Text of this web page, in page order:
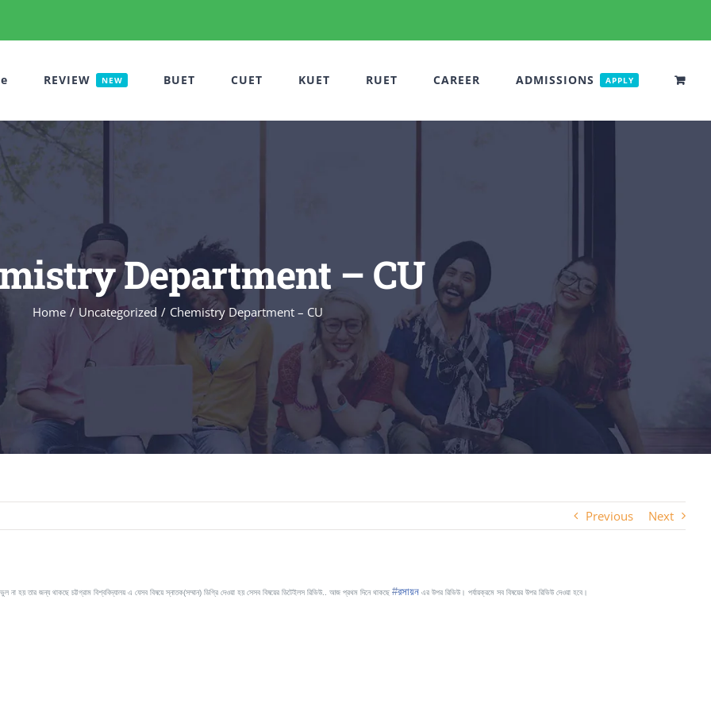
REVIEW NEW BUET CUET KUET RUET CAREER ADMISSIONS APPLY
Department – CU
Home Uncategorized Chemistry Department – CU
Previous Next
হয় তার জন্য থাকছে চট্টগ্রাম বিশ্ববিদ্যালয় এ যেসব বিষয়ে স্নাতক(সম্মান) ডিগ্রি দেওয়া হয় সেসব বিষয়ের ডিটেইলস রিভিউ.. আজ প্রথম দিনে থাকছে #রসায়ন এর উপর রিভিউ। পর্যায়ক্রমে সব বিষয়ের উপর রিভিউ দেওয়া হবে।